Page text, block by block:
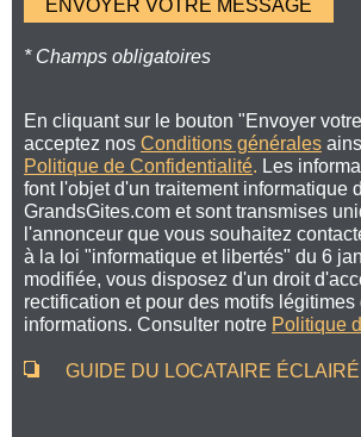
* Champs obligatoires
En cliquant sur le bouton "Envoyer
acceptez nos Conditions générales
Politique de Confidentialité. Les
font l'objet d'un traitement informatique
GrandsGites.com et sont transmises
l'annonceur que vous souhaitez
à la loi "informatique et libertés" du 6
modifiée, vous disposez d'un droit
rectification et pour des motifs
informations. Consulter notre Politique
GUIDE DU LOCATAIRE ÉCLAIRÉ